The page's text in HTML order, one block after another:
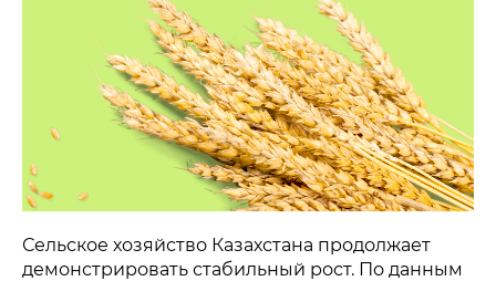
Сельское хозяйство Казахстана продолжает
демонстрировать стабильный рост. По данным